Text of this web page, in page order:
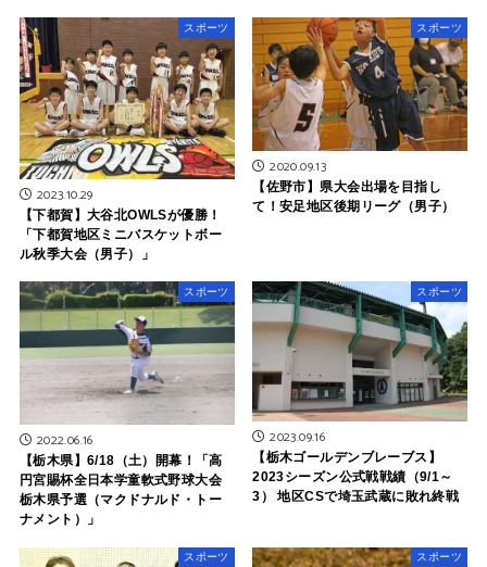
スポーツ
2023.10.29
【下都賀】大谷北OWLSが優勝！
「下都賀地区ミニバスケットボー
ル秋季大会（男子）」
スポーツ
2020.09.13
【佐野市】県大会出場を目指し
て！安足地区後期リーグ（男子）
スポーツ
2022.06.16
【栃木県】6/18（土）開幕！「高
円宮賜杯全日本学童軟式野球大会
栃木県予選（マクドナルド・トー
ナメント）」
スポーツ
2023.09.16
【栃木ゴールデンブレーブス】
2023シーズン公式戦戦績（9/1～
3） 地区CSで埼玉武蔵に敗れ終戦
スポーツ スポーツ